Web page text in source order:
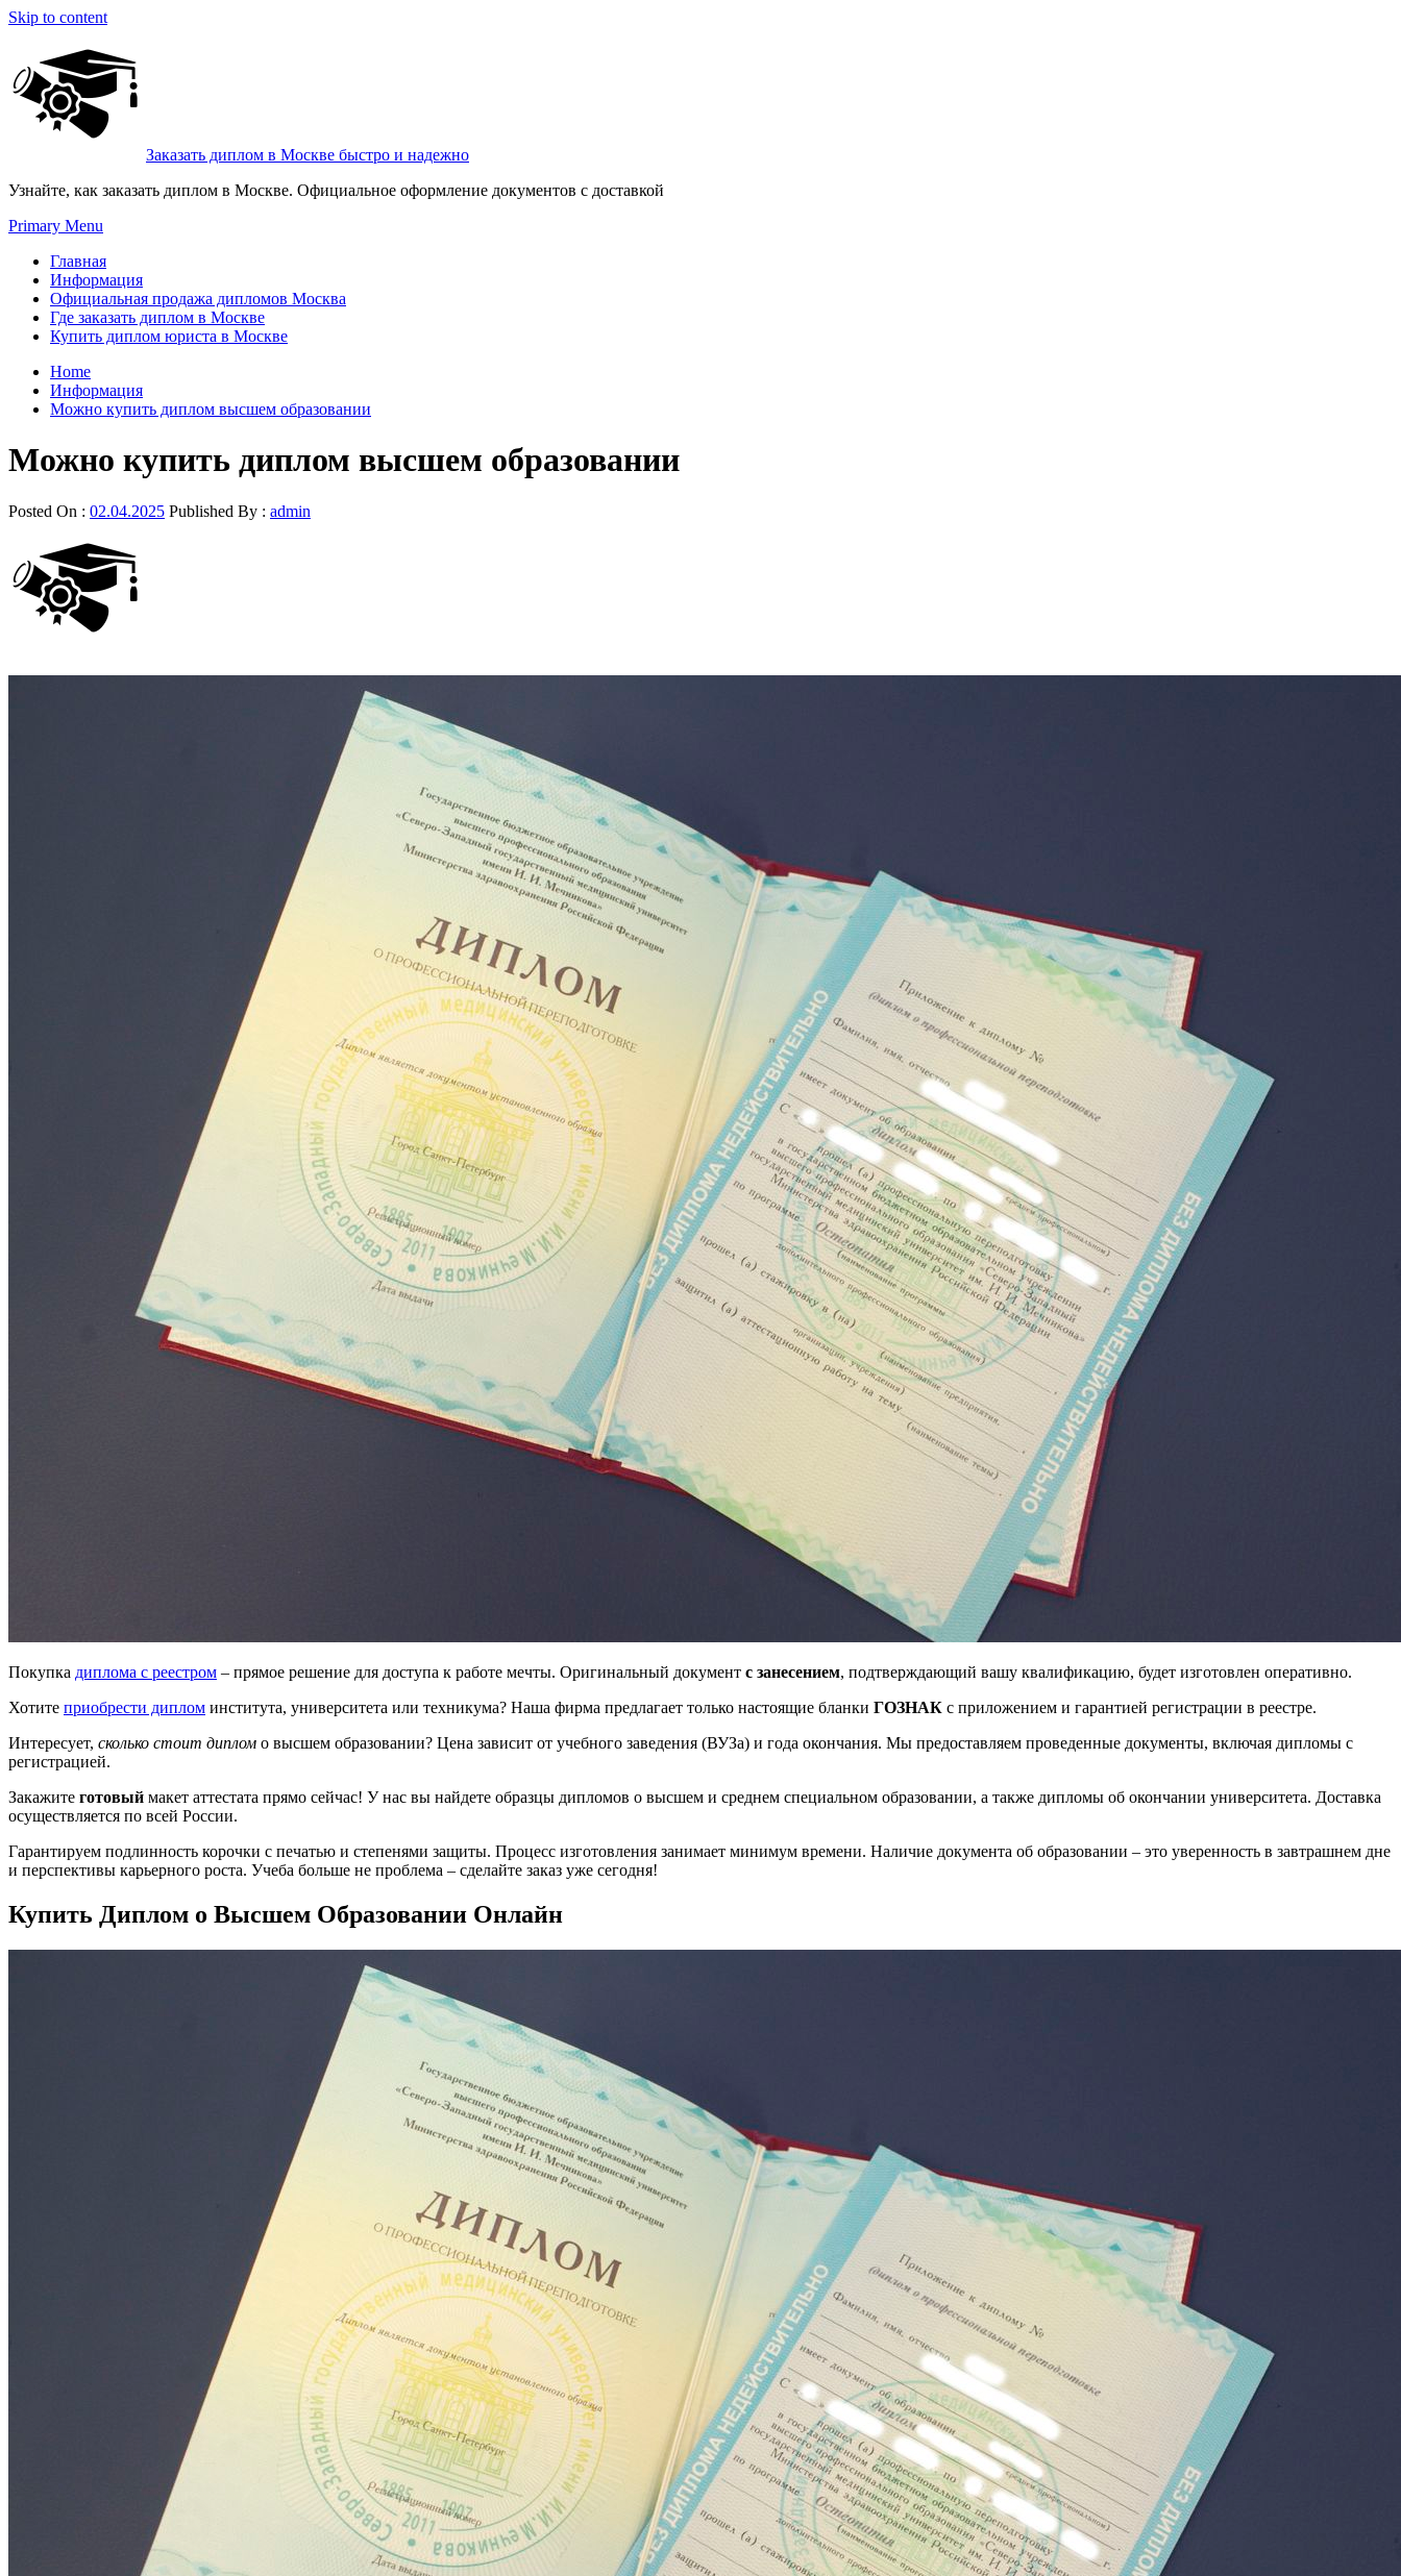
Skip to content
Заказать диплом в Москве быстро и надежно
Узнайте, как заказать диплом в Москве. Официальное оформление документов с доставкой
Primary Menu
Главная
Информация
Официальная продажа дипломов Москва
Где заказать диплом в Москве
Купить диплом юриста в Москве
Home
Информация
Можно купить диплом высшем образовании
Можно купить диплом высшем образовании
Posted On : 02.04.2025 Published By : admin
Покупка диплома с реестром – прямое решение для доступа к работе мечты. Оригинальный документ с занесением, подтверждающий вашу квалификацию, будет изготовлен оперативно.
Хотите приобрести диплом института, университета или техникума? Наша фирма предлагает только настоящие бланки ГОЗНАК с приложением и гарантией регистрации в реестре.
Интересует, сколько стоит диплом о высшем образовании? Цена зависит от учебного заведения (ВУЗа) и года окончания. Мы предоставляем проведенные документы, включая дипломы с
регистрацией.
Закажите готовый макет аттестата прямо сейчас! У нас вы найдете образцы дипломов о высшем и среднем специальном образовании, а также дипломы об окончании университета. Доставка
осуществляется по всей России.
Гарантируем подлинность корочки с печатью и степенями защиты. Процесс изготовления занимает минимум времени. Наличие документа об образовании – это уверенность в завтрашнем дне
и перспективы карьерного роста. Учеба больше не проблема – сделайте заказ уже сегодня!
Купить Диплом о Высшем Образовании Онлайн